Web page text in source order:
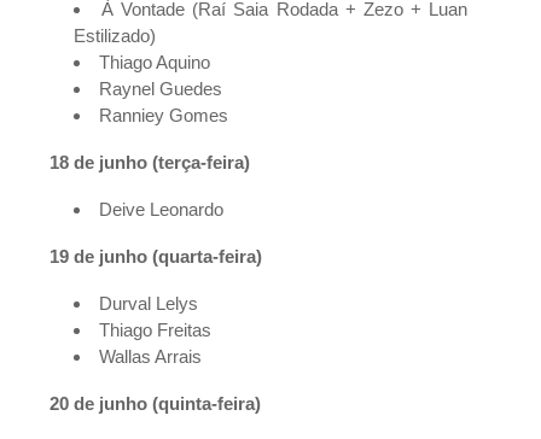
À Vontade (Raí Saia Rodada + Zezo + Luan
Estilizado)
Thiago Aquino
Raynel Guedes
Ranniey Gomes
18 de junho (terça-feira)
Deive Leonardo
19 de junho (quarta-feira)
Durval Lelys
Thiago Freitas
Wallas Arrais
20 de junho (quinta-feira)